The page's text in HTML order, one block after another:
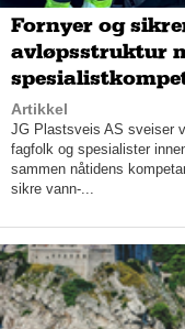
Fornyer og
avløpsstruktur
Artikkel
JG Plastsveis AS sveiser
fagfolk og spesialister
sammen nåtidens
sikre vann-...